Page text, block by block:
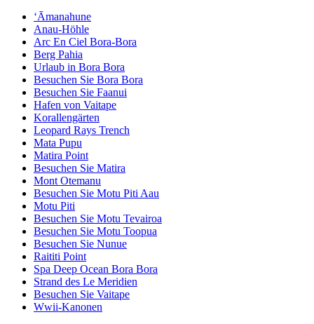
ʻĀmanahune
Anau-Höhle
Arc En Ciel Bora-Bora
Berg Pahia
Urlaub in Bora Bora
Besuchen Sie Bora Bora
Besuchen Sie Faanui
Hafen von Vaitape
Korallengärten
Leopard Rays Trench
Mata Pupu
Matira Point
Besuchen Sie Matira
Mont Otemanu
Besuchen Sie Motu Piti Aau
Motu Piti
Besuchen Sie Motu Tevairoa
Besuchen Sie Motu Toopua
Besuchen Sie Nunue
Raititi Point
Spa Deep Ocean Bora Bora
Strand des Le Meridien
Besuchen Sie Vaitape
Wwii-Kanonen